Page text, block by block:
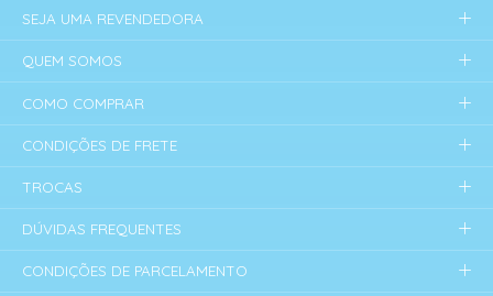
SEJA UMA REVENDEDORA
QUEM SOMOS
COMO COMPRAR
CONDIÇÕES DE FRETE
TROCAS
DÚVIDAS FREQUENTES
CONDIÇÕES DE PARCELAMENTO